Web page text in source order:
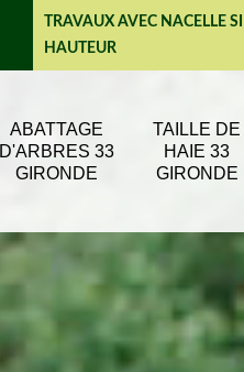
TRAVAUX AVEC NACELLE
HAUTEUR
ABATTAGE
D'ARBRES 33
GIRONDE
TAILLE DE
HAIE 33
GIRONDE